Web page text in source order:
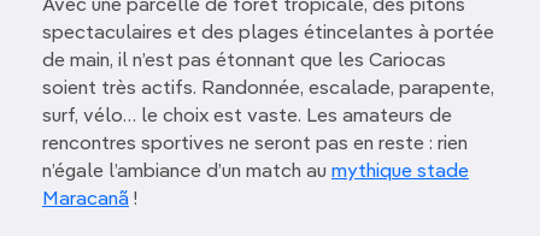
Avec une parcelle de forêt tropicale, des pitons
spectaculaires et des plages étincelantes à portée
de main, il n’est pas étonnant que les Cariocas
soient très actifs. Randonnée, escalade, parapente,
surf, vélo… le choix est vaste. Les amateurs de
rencontres sportives ne seront pas en reste : rien
n’égale l’ambiance d’un match au mythique stade
Maracanã !